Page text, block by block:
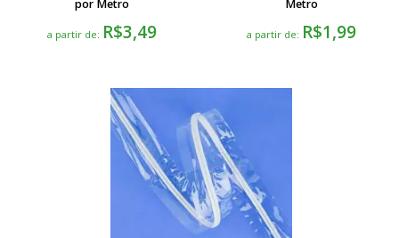
por Metro
a partir de: R$3,49
Metro
a partir de: R$1,99